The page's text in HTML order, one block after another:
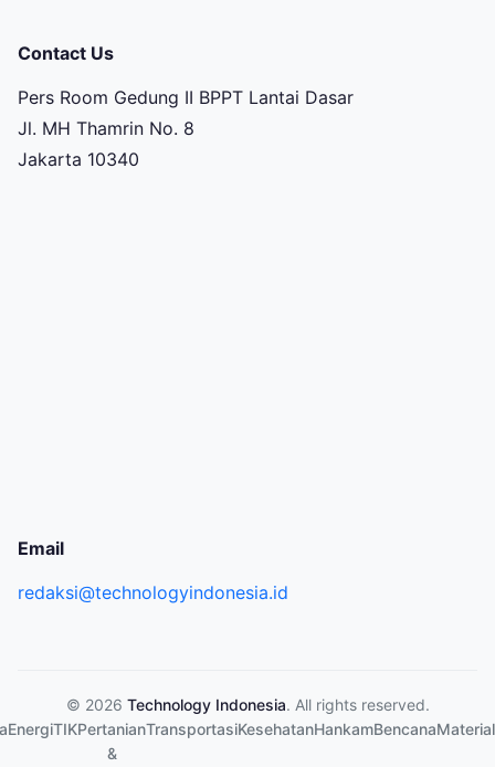
Contact Us
Pers Room Gedung II BPPT Lantai Dasar
Jl. MH Thamrin No. 8
Jakarta 10340
Email
redaksi@technologyindonesia.id
© 2026 Technology Indonesia. All rights reserved.
EnergiTIKPertanian
&
TransportasiKesehatanHankamBencanaMaterial